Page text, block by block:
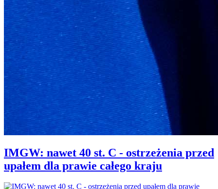
IMGW: nawet 40 st. C - ostrzeżenia przed
upałem dla prawie całego kraju